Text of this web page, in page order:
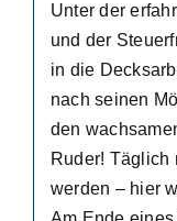
Unter der
und der
in die
nach seinen
den
Ruder! Täglich
werden – hier